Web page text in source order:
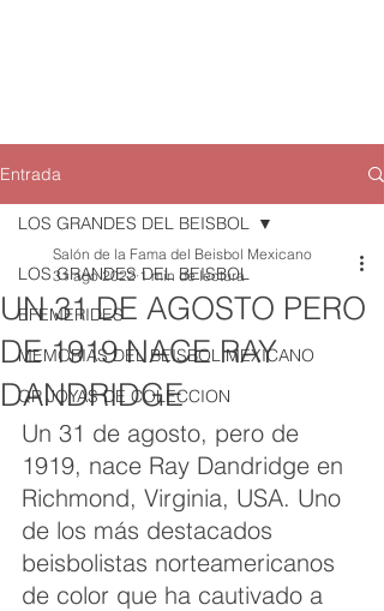
Entrada
LOS GRANDES DEL BEISBOL
EFEMERIDES
MEMORIAS DEL BEISBOL MEXICANO
QR JOYAS DE COLECCION
LOS GRANDES DEL BEISBOL
UN 31 DE AGOSTO PERO
DE 1919 NACE RAY
DANDRIDGE
Salón de la Fama del Beisbol Mexicano
31 ago 2022 1 min de lectura
Un 31 de agosto, pero de
1919, nace Ray Dandridge en
Richmond, Virginia, USA. Uno
de los más destacados
beisbolistas norteamericanos
de color que ha cautivado a